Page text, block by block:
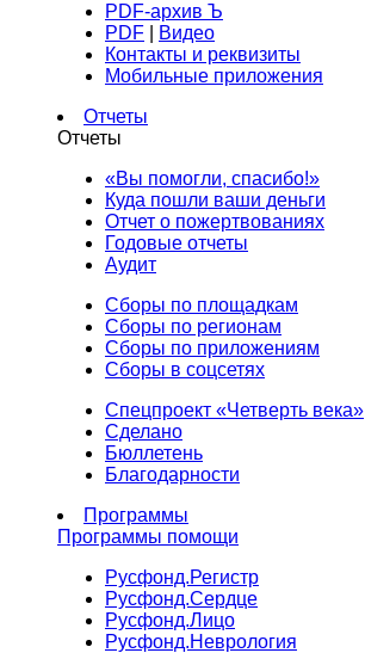
PDF-архив Ъ
PDF
Видео
Контакты и реквизиты
Мобильные приложения
Отчеты
Отчеты
«Вы помогли, спасибо!»
Куда пошли ваши деньги
Отчет о пожертвованиях
Годовые отчеты
Аудит
Сборы по площадкам
Сборы по регионам
Сборы по приложениям
Сборы в соцсетях
Спецпроект «Четверть века»
Сделано
Бюллетень
Благодарности
Программы
Программы помощи
Русфонд.Регистр
Русфонд.Сердце
Русфонд.Лицо
Русфонд.Неврология